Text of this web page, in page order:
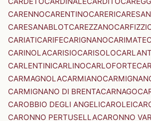
CARENNOCARENTINOCARERI
CARESANABLOTCAREZZANOCARFIZZI
CARIATICARIFECARIGNANOCARIMATE
CARINOLACARISIOCARISOLO
CARLENTINICARLINOCARLOFORTE
CARMAGNOLACARMIANO
CARMIGNANO DI BRENTACARNAGO
CAROBBIO DEGLI ANGELICAROLEI
CARONNO PERTUSELLACARONNO